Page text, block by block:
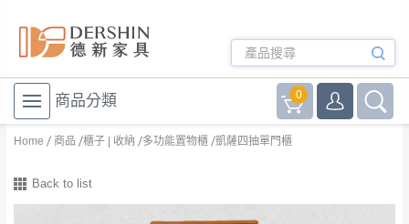
商品分類 0
Home 商品 櫃子 | 收納 多功能置物櫃 凱薩四抽單門櫃
Back to list